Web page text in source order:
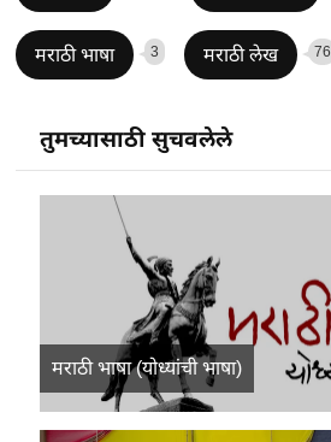
मराठी भाषा 3 मराठी लेख 76
तुमच्यासाठी सुचवलेले
मराठी भाषा (योध्यांची भाषा)